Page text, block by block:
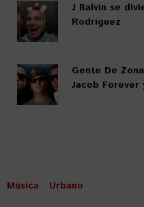
J Balvin se
Rodríguez
Gente De
Jacob Forever
Música Urbano